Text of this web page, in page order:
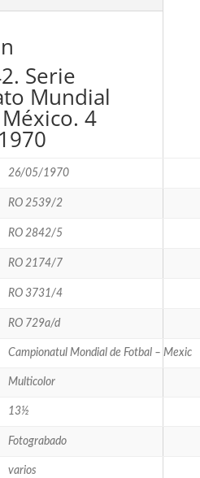
Serie
Mundial
4
26/05/1970
RO 2539/2
RO 2842/5
RO 2174/7
RO 3731/4
RO 729a/d
Campionatul Mondial de Fotbal – Mexic
Multicolor
13½
Fotograbado
varios